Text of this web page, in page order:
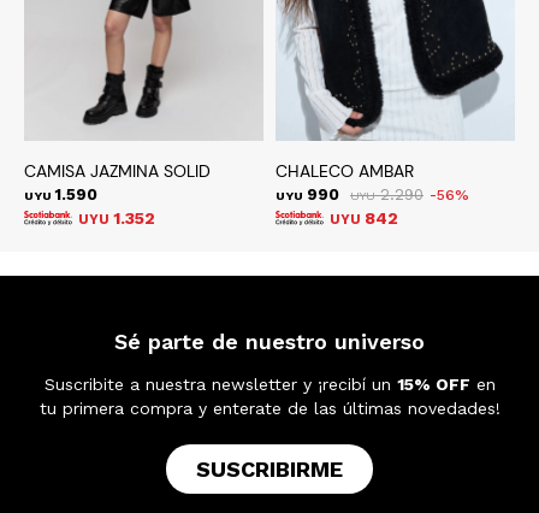
CAMISA JAZMINA SOLID
UYU 1.590
UYU 1.352
CHALECO AMBAR
UYU 990 UYU 2.290 56
UYU 842
Sé parte de nuestro universo
Suscribite a nuestra newsletter y ¡recibí un 15% OFF en
tu primera compra y enterate de las últimas novedades!
SUSCRIBIRME